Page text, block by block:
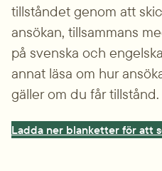
tillståndet genom att
ansökan, tillsammans
på svenska och
annat läsa om hur
gäller om du får tillstånd.
Ladda ner blanketter för att